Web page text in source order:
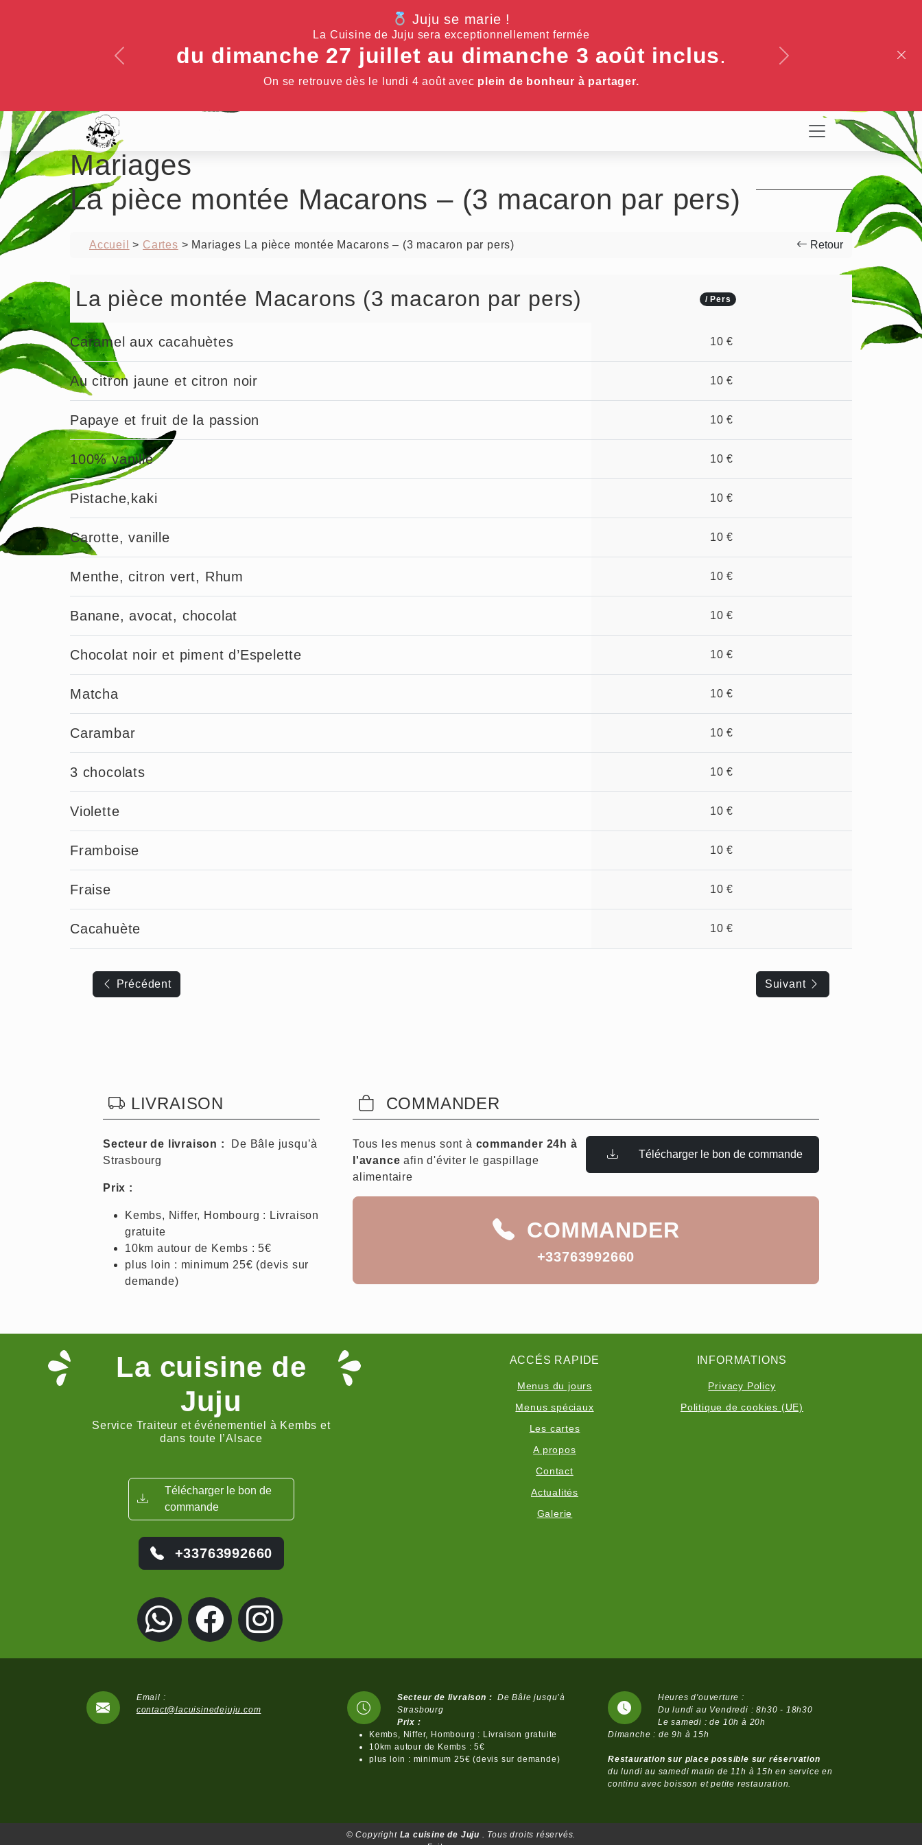
Juju se marie !
La Cuisine de Juju sera exceptionnellement fermée
du dimanche 27 juillet au dimanche 3 août inclus.
On se retrouve dès le lundi 4 août avec plein de bonheur à partager.
Previous Next
Mariages
La pièce montée Macarons – (3 macaron par pers)
Accueil > Cartes > Mariages La pièce montée Macarons – (3 macaron par pers) Retour
La pièce montée Macarons (3 macaron par pers) / Pers
Caramel aux cacahuètes 10 €
Au citron jaune et citron noir 10 €
Papaye et fruit de la passion 10 €
100% vanille 10 €
Pistache,kaki 10 €
Carotte, vanille 10 €
Menthe, citron vert, Rhum 10 €
Banane, avocat, chocolat 10 €
Chocolat noir et piment d’Espelette 10 €
Matcha 10 €
Carambar 10 €
3 chocolats 10 €
Violette 10 €
Framboise 10 €
Fraise 10 €
Cacahuète 10 €
Navigation
de
Précédent Suivant
LIVRAISON
Secteur de livraison : De Bâle jusqu’à
Strasbourg
Prix :
Kembs, Niffer, Hombourg : Livraison
gratuite
10km autour de Kembs : 5€
plus loin : minimum 25€ (devis sur
demande)
COMMANDER
Tous les menus sont à commander 24h à
l'avance afin d'éviter le gaspillage
alimentaire
Télécharger le bon de commande
COMMANDER
+33763992660
La cuisine de
Juju
Service Traiteur et événementiel à Kembs et
dans toute l’Alsace
Télécharger le bon de
commande
+33763992660
ACCÉS RAPIDE
Menus du jours
Menus spéciaux
Les cartes
A propos
Contact
Actualités
Galerie
INFORMATIONS
Privacy Policy
Politique de cookies (UE)
Email :
contact@lacuisinedejuju.com
Secteur de livraison : De Bâle jusqu’à
Strasbourg
Prix :
Kembs, Niffer, Hombourg : Livraison gratuite
10km autour de Kembs : 5€
plus loin : minimum 25€ (devis sur demande)
Heures d'ouverture :
Du lundi au Vendredi : 8h30 - 18h30
Le samedi : de 10h à 20h
Dimanche : de 9h à 15h
Restauration sur place possible sur réservation
du lundi au samedi matin de 11h à 15h en service en
continu avec boisson et petite restauration.
© Copyright La cuisine de Juju . Tous droits réservés.